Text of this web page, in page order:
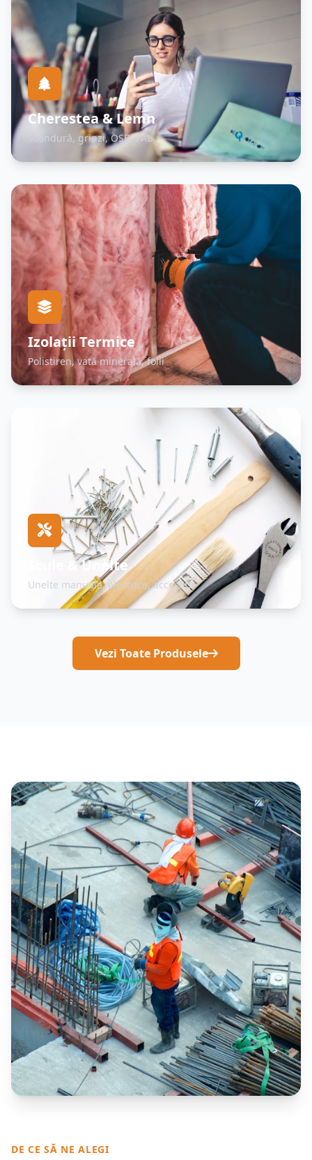
Cherestea & Lemn
Scândură, grinzi, OSB, PAL
Izolații Termice
Polistiren, vată minerală, folii
Scule & Unelte
Unelte manuale, electrice, accesorii
Vezi Toate Produsele
DE CE SĂ NE ALEGI